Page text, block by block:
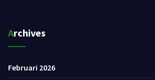
Archives
Februari 2026